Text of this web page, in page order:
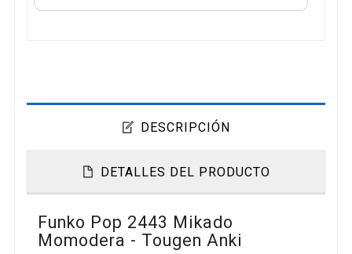
DESCRIPCIÓN
DETALLES DEL PRODUCTO
Funko Pop 2443 Mikado
Momodera - Tougen Anki